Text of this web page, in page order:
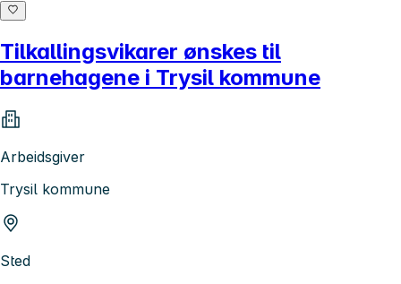
Tilkallingsvikarer ønskes til
barnehagene i Trysil kommune
Arbeidsgiver
Trysil kommune
Sted